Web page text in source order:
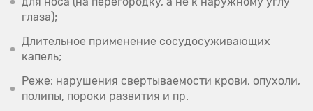
глаза);
Длительное применение сосудосуживающих
капель;
Реже: нарушения свертываемости крови, опухоли,
полипы, пороки развития и пр.